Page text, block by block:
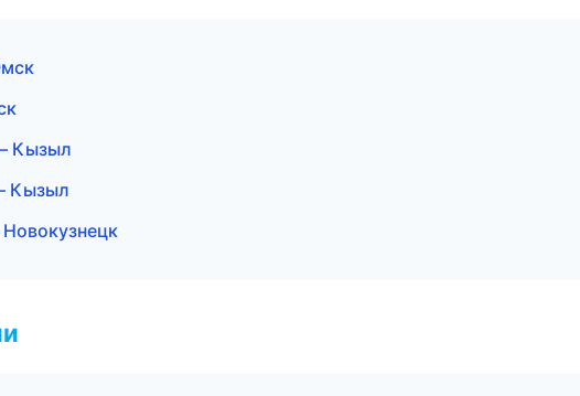
Кызыл
Кызыл